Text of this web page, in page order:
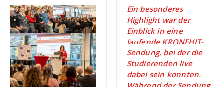
Ein besonderes
Highlight war der
Einblick in eine
laufende KRONEHIT-
Sendung, bei der die
Studierenden live
dabei sein konnten.